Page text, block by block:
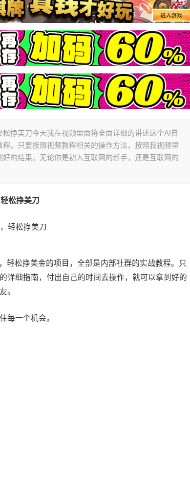
挣美刀今天我在视频里面将全面详细的讲述这个AI自
。只要按照视频教程相关的操作方法，按照我视频里
的结果。无论你是初入互联网的新手，还是互联网的
松挣美刀
轻松挣美金的项目，全部是内部社群的实战教程。只
详细指南，付出自己的时间去操作，就可以拿到好的
。
每一个机会。